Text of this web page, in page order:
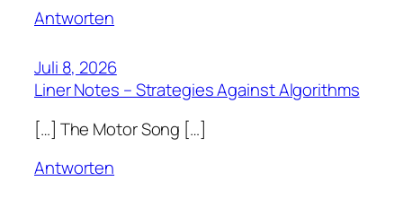
Antworten
Juli 8, 2026
Liner Notes – Strategies Against Algorithms
[…] The Motor Song […]
Antworten